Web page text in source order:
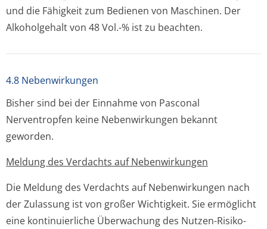
und die Fähigkeit zum Bedienen von Maschinen. Der
Alkoholgehalt von 48 Vol.-% ist zu beachten.
4.8 Nebenwirkungen
Bisher sind bei der Einnahme von Pasconal
Nerventropfen keine Nebenwirkungen bekannt
geworden.
Meldung des Verdachts auf Nebenwirkungen
Die Meldung des Verdachts auf Nebenwirkungen nach
der Zulassung ist von großer Wichtigkeit. Sie ermöglicht
eine kontinuierliche Überwachung des Nutzen-Risiko-